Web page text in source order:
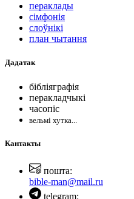
пераклады
сімфонія
слоўнікі
план чытання
Дадатак
бібліяграфія
перакладчыкі
часопіс
вельмі хутка...
Кантакты
пошта:
bible-man@mail.ru
telegram: